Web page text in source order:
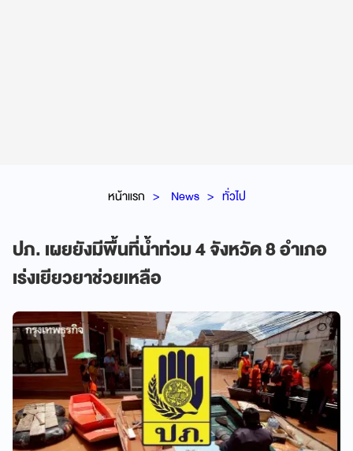
หน้าแรก News ทั่วไป
ปภ. เผยยังมีพื้นที่น้ำท่วม 4 จังหวัด 8 อำเภอ
เร่งเยียวยาช่วยเหลือ